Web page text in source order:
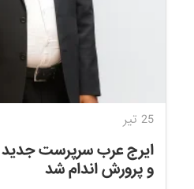
25 تیر
ایرج عرب سرپرست جدید
و پرورش اندام شد